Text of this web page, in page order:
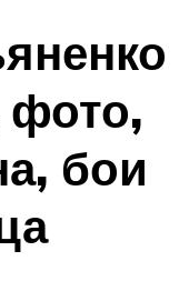
фото,
бои